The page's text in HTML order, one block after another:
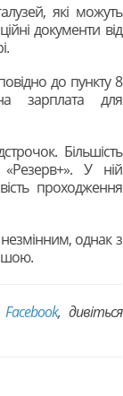
які можуть
документи від
до пункту 8
зарплата для
Більшість
У ній
проходження
незмінним, однак з
Facebook, дивіться